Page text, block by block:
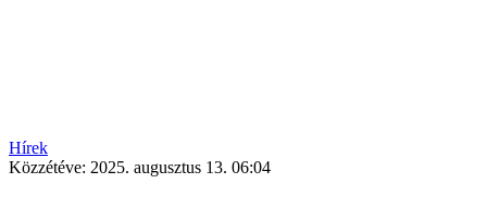
Hírek
Közzétéve: 2025. augusztus 13. 06:04